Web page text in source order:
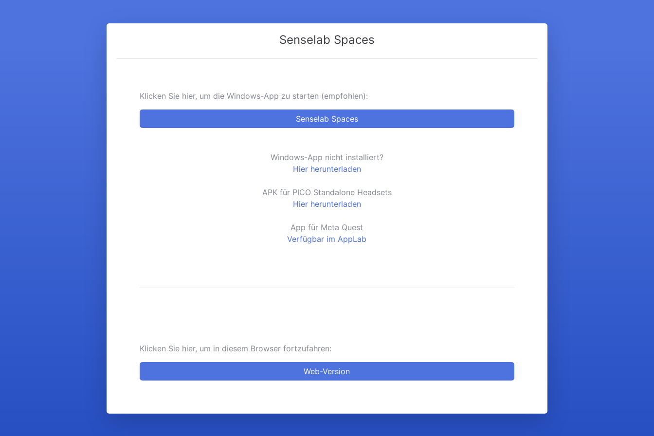
Senselab Spaces
Klicken Sie hier, um die Windows-App zu starten (empfohlen):
Senselab Spaces
Windows-App nicht installiert?
Hier herunterladen
APK für PICO Standalone Headsets
Hier herunterladen
App für Meta Quest
Verfügbar im AppLab
Klicken Sie hier, um in diesem Browser fortzufahren:
Web-Version